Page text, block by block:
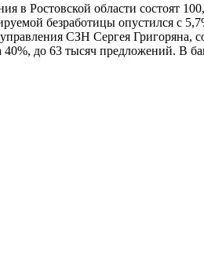
в Ростовской области состоят
безработицы опустился
СЗН Сергея
40%, до 63 тысяч предложений.